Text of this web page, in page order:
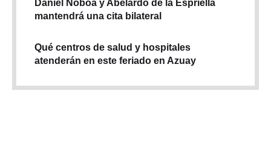
Daniel Noboa y Abelardo de la Espriella
mantendrá una cita bilateral
Qué centros de salud y hospitales
atenderán en este feriado en Azuay